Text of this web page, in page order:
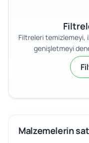
Filtreleri temizlemeyi,
genişletmeyi
Malzemelerin